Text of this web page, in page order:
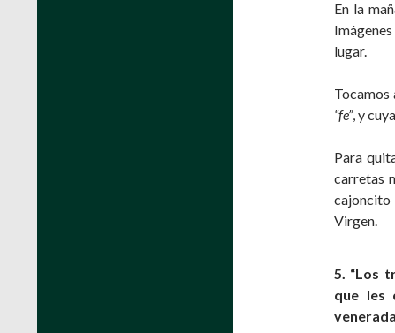
En la
lugar.
Tocamos
“fe”, y
Para
carretas
cajoncito
Virgen.
5. “Los
que les